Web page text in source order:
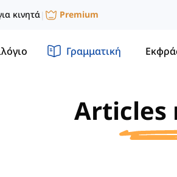
κινητά| Premium
Γραμματική
Articles